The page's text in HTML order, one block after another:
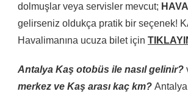
dolmuşlar veya servisler mevcut;
gelirseniz oldukça pratik bir seçenek!
Havalimanına ucuza bilet için
Antalya Kaş otobüs ile nasıl gelinir?
merkez ve Kaş arası kaç km?